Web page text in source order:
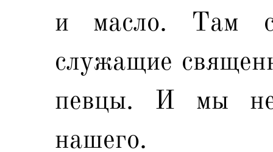
и масло. Там
служащие
певцы. И мы не
нашего.